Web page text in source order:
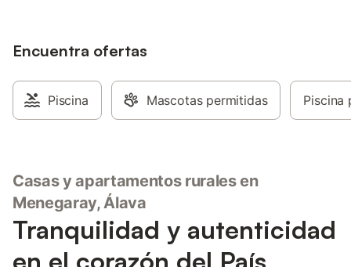
Encuentra ofertas
Piscina Mascotas permitidas Piscina
Casas y apartamentos rurales en
Menegaray, Álava
Tranquilidad y autenticidad
en el corazón del País